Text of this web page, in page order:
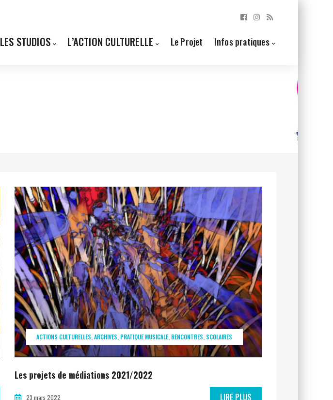
LES STUDIOS L’ACTION CULTURELLE Le Projet Infos pratiques
ACTIONS CULTURELLES ARCHIVES PRATIQUE MUSICALE RENCONTRES SCOLAIRES
Les projets de médiations 2021/2022
23 mars 2022 LIRE PLUS